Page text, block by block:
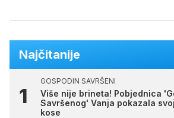
Najčitanije
GOSPODIN SAVRŠENI
Više nije brineta! Pobjednica
Savršenog' Vanja pokazala
kose